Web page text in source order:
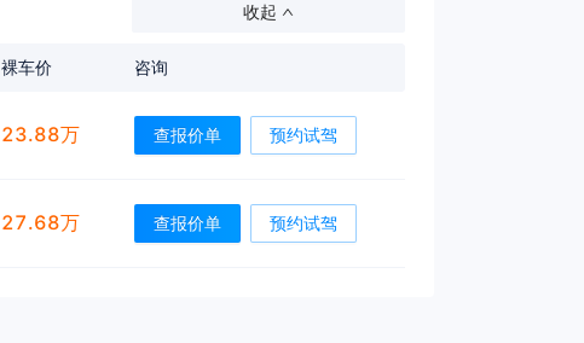
收起
裸车价 咨询
23.88万 查报价单 预约试驾
27.68万 查报价单 预约试驾